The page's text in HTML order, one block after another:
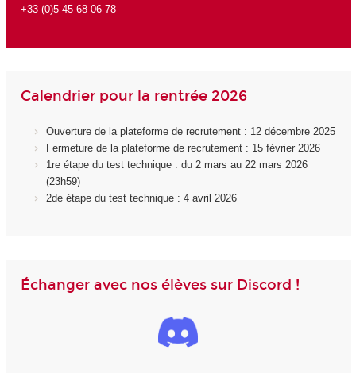
+33 (0)5 45 68 06 78
Calendrier pour la rentrée 2026
Ouverture de la plateforme de recrutement : 12 décembre 2025
Fermeture de la plateforme de recrutement : 15 février 2026
1re étape du test technique : du 2 mars au 22 mars 2026
(23h59)
2de étape du test technique : 4 avril 2026
Échanger avec nos élèves sur Discord !